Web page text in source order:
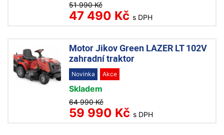
51 990 Kč
47 490 Kč s DPH
Motor Jikov Green LAZER LT 102V
zahradní traktor
Novinka Akce
Skladem
64 990 Kč
59 990 Kč s DPH